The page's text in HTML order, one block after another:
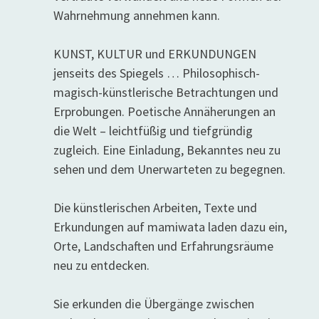
Wahrnehmung annehmen kann.
KUNST, KULTUR und ERKUNDUNGEN
jenseits des Spiegels … Philosophisch-
magisch-künstlerische Betrachtungen und
Erprobungen. Poetische Annäherungen an
die Welt – leichtfüßig und tiefgründig
zugleich. Eine Einladung, Bekanntes neu zu
sehen und dem Unerwarteten zu begegnen.
Die künstlerischen Arbeiten, Texte und
Erkundungen auf mamiwata laden dazu ein,
Orte, Landschaften und Erfahrungsräume
neu zu entdecken.
Sie erkunden die Übergänge zwischen